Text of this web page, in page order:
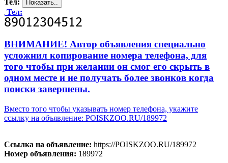
Тел:
Тел:
ВНИМАНИЕ! Автор объявления специально
усложнил копирование номера телефона, для
того чтобы при желании он смог его скрыть в
одном месте и не получать более звонков когда
поиски завершены.
Вместо того чтобы указывать номер телефона, укажите
ссылку на объявление: POISKZOO.RU/189972
Ссылка на объявление: https://POISKZOO.RU/189972
Номер объявления: 189972